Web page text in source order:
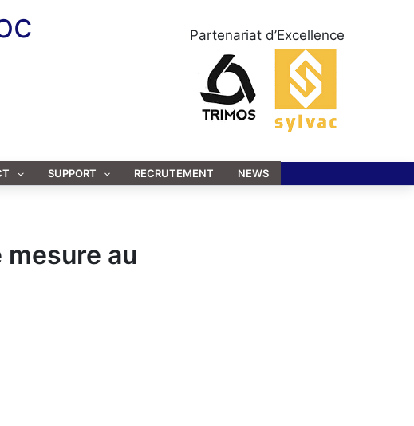
Partenariat d’Excellence
SUPPORT RECRUTEMENT NEWS
au